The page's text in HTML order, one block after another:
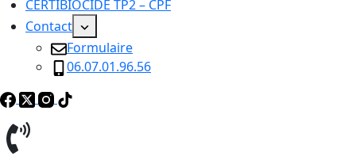
CERTIBIOCIDE TP2 – CPF
Contact
Formulaire
06.07.01.96.56